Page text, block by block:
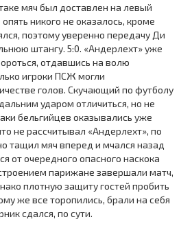
мяч был доставлен на левый
никого не оказалось, кроме
поэтому уверенно передачу Ди
штангу. 5:0. «Андерлехт» уже
отдавшись на волю
игроки ПСЖ могли
голов. Скучающий по футболу
ударом отличиться, но не
бельгийцев оказывались уже
не рассчитывал «Андерлехт», по
тащил мяч вперед и мчался назад
от очередного опасного наскока
парижане завершали матч,
плотную защиту гостей пробить
же все торопились, брали на себя
сдался, по сути.